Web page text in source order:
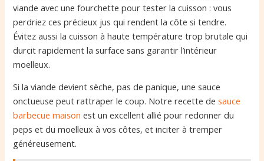
viande avec une fourchette pour tester la cuisson : vous
perdriez ces précieux jus qui rendent la côte si tendre.
Évitez aussi la cuisson à haute température trop brutale qui
durcit rapidement la surface sans garantir l’intérieur
moelleux.
Si la viande devient sèche, pas de panique, une sauce
onctueuse peut rattraper le coup. Notre recette desauce
barbecue maison est un excellent allié pour redonner du
peps et du moelleux à vos côtes, et inciter à tremper
généreusement.